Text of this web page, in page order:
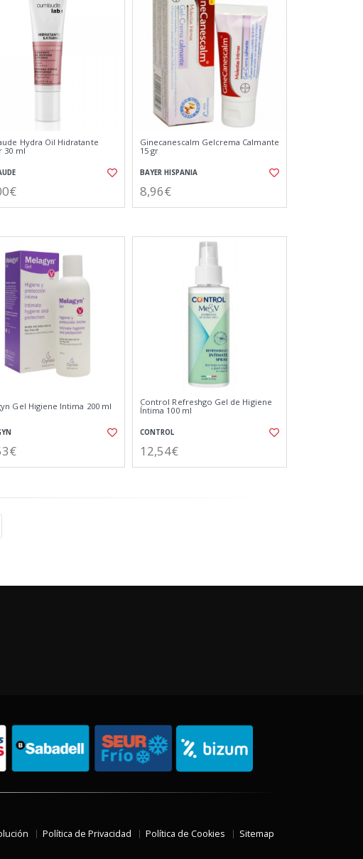
Hydra Oil Hidratante
30 ml
Ginecanescalm Gelcrema Calmante
15 gr
BAYER HISPANIA
8,96€
Gel Higiene Intima 200 ml
Control Refreshgo Gel de Higiene
Íntima 100 ml
CONTROL
12,54€
Política de Privacidad Política de Cookies Sitemap